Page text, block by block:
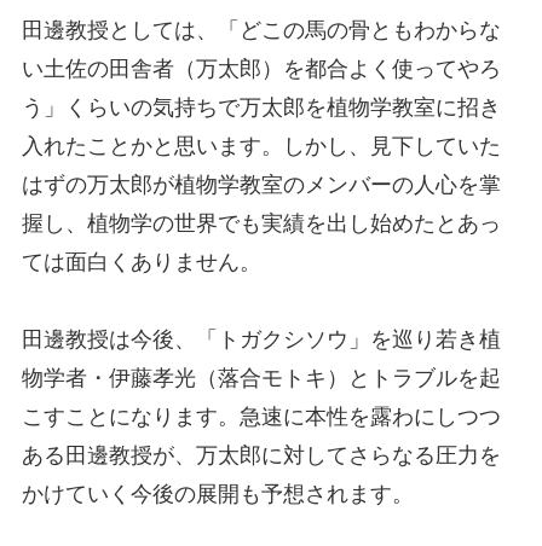
田邊教授としては、「どこの馬の骨ともわからな
い土佐の田舎者（万太郎）を都合よく使ってやろ
う」くらいの気持ちで万太郎を植物学教室に招き
入れたことかと思います。しかし、見下していた
はずの万太郎が植物学教室のメンバーの人心を掌
握し、植物学の世界でも実績を出し始めたとあっ
ては面白くありません。
田邊教授は今後、「トガクシソウ」を巡り若き植
物学者・伊藤孝光（落合モトキ）とトラブルを起
こすことになります。急速に本性を露わにしつつ
ある田邊教授が、万太郎に対してさらなる圧力を
かけていく今後の展開も予想されます。